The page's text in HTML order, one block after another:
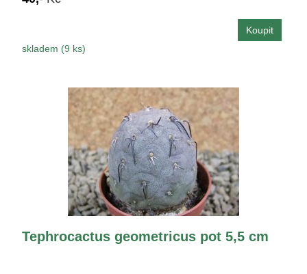
skladem (9 ks)
Tephrocactus geometricus pot 5,5 cm